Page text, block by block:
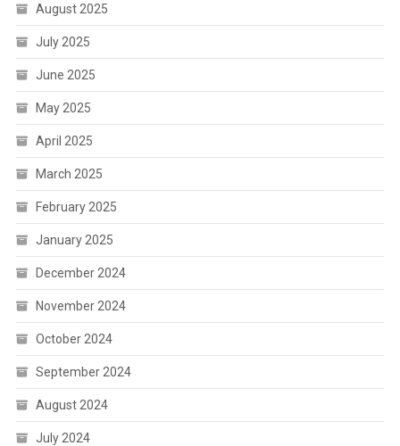
August 2025
July 2025
June 2025
May 2025
April 2025
March 2025
February 2025
January 2025
December 2024
November 2024
October 2024
September 2024
August 2024
July 2024